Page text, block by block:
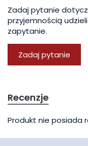
Zadaj pytanie
przyjemnością
zapytanie.
Zadaj pytanie
Recenzje
Produkt nie posiada